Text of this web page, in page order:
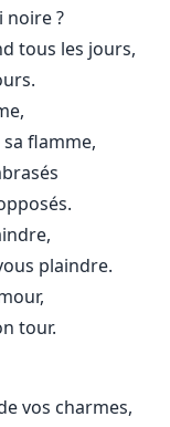
noire ?
tous les jours,
flamme,
plaindre.
tour.
vos charmes,